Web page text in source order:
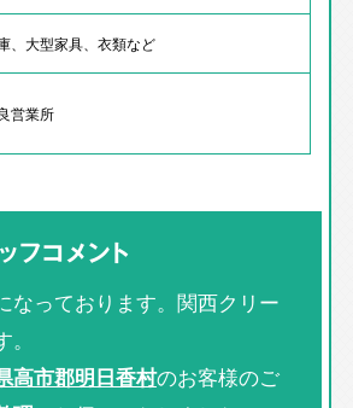
、大型家具、衣類など
営業所
フコメント
なっております。関西クリー
高市郡明日香村のお客様のご